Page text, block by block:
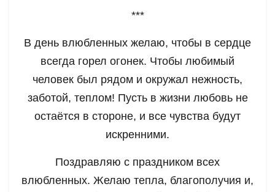
***
В день влюбленных желаю, чтобы в сердце
всегда горел огонек. Чтобы любимый
человек был рядом и окружал нежность,
заботой, теплом! Пусть в жизни любовь не
остаётся в стороне, и все чувства будут
искренними.
Поздравляю с праздником всех
влюбленных. Желаю тепла, благополучия и,